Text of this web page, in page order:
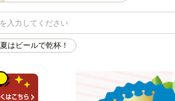
夏はビールで乾杯！